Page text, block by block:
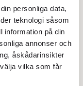
personliga data,
teknologi såsom
information på din
annonser och
åskådarinsikter
vilka som får
är att köpa
Tidöhåll.
efter
den
i